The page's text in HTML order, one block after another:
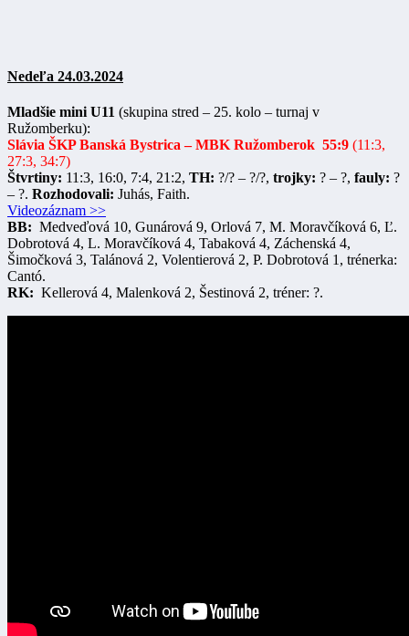
Nedeľa 24.03.2024
Mladšie mini U11 (skupina stred – 25. kolo – turnaj v
Ružomberku):
Slávia ŠKP Banská Bystrica – MBK Ružomberok 55:9 (11:3,
27:3, 34:7)
Štvrtiny: 11:3, 16:0, 7:4, 21:2, TH: ?/? – ?/?, trojky: ? – ?, fauly: ?
– ?. Rozhodovali: Juhás, Faith.
Videozáznam >>
BB: Medveďová 10, Gunárová 9, Orlová 7, M. Moravčíková 6, Ľ.
Dobrotová 4, L. Moravčíková 4, Tabaková 4, Záchenská 4,
Šimočková 3, Talánová 2, Volentierová 2, P. Dobrotová 1, trénerka:
Cantó.
RK: Kellerová 4, Malenková 2, Šestinová 2, tréner: ?.